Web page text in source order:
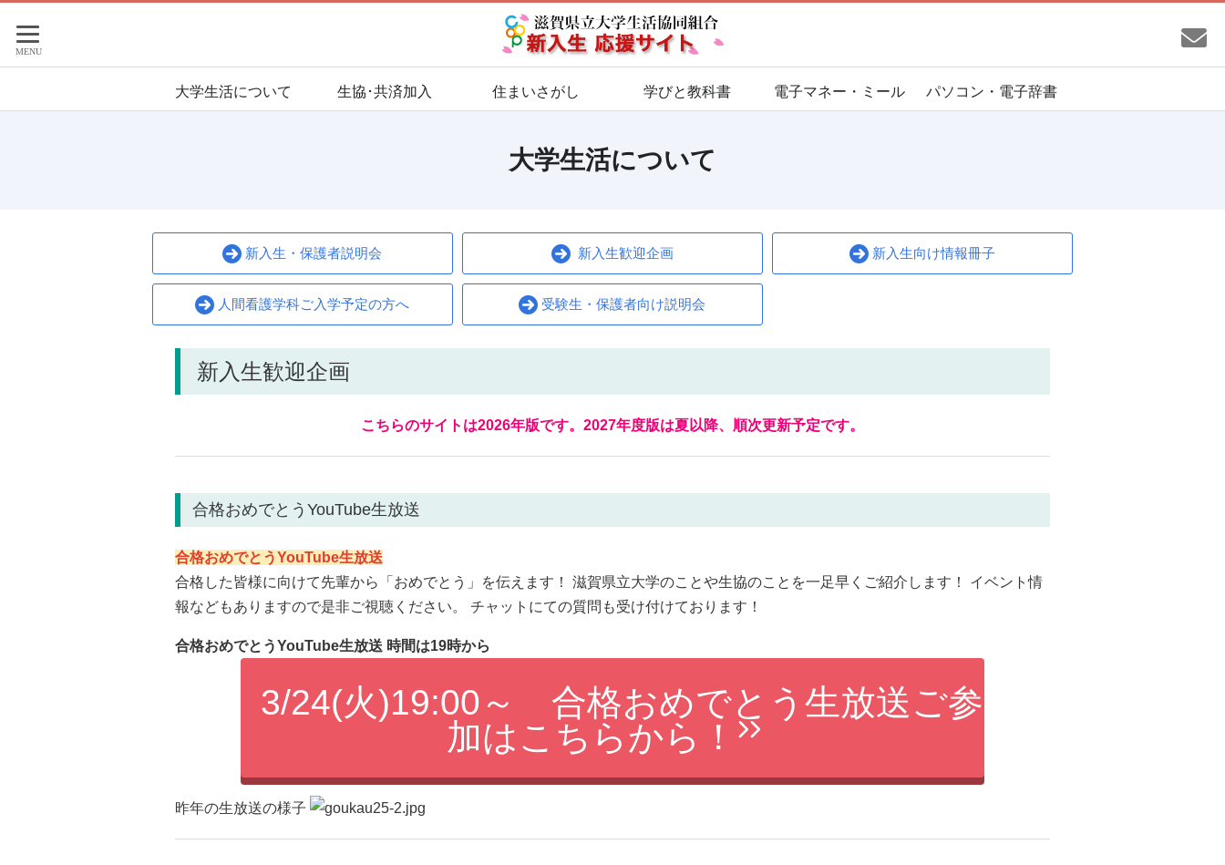
大学生活について 生協･共済加入 住まいさがし 学びと教科書 電子マネー・ミール パソコン・電子辞書
大学生活について
新入生・保護者説明会 新入生歓迎企画 新入生向け情報冊子
人間看護学科ご入学予定の方へ 受験生・保護者向け説明会
新入生歓迎企画
こちらのサイトは2026年版です。2027年度版は夏以降、順次更新予定です。
合格おめでとうYouTube生放送
合格おめでとうYouTube生放送
合格した皆様に向けて先輩から「おめでとう」を伝えます！ 滋賀県立大学のことや生協のことを一足早くご紹介します！ イベント情
報などもありますので是非ご視聴ください。 チャットにての質問も受け付けております！
合格おめでとうYouTube生放送 時間は19時から
3/24(火)19:00～ 合格おめでとう生放送ご参
加はこちらから！
昨年の生放送の様子